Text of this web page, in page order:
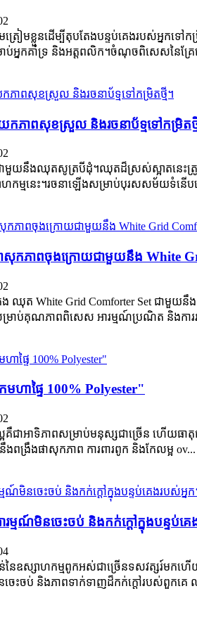
ៀមខ្លួនដើម្បីតុបតែងបន្ទប់គេងរបស់អ្នកទៅ
ាប់អ្នកគាំទ្រ និងអត្តពលិក។ចំណុចពិសេសនៃគ្រែ
ក​ភាព​សុខ​ស្រួល និង​រចនាប័ទ្ម​ទៅ​កម្រិត​ថ្
ាមួយនឹងឈុតសូត្របីដុំ។ឈុតដ៏ស្រស់ស្អាតនេះត្
កម្មនេះ។រចនា​ឡើង​សម្រាប់​បុរស​សម័យ​ទំនើប​នេ
កភាពចុងក្រោយជាមួយនឹង White
គេង ឈុត White Grid Comforter Set ជា
ម្រាប់គុណភាពពិសេស អារម្មណ៍ប្រណិត និងការ
ហាផ្ទៃ 100% Polyester"
ល្អគឺជាអាទិភាពសម្រាប់មនុស្សជាច្រើន ហើ
ងពង្រឹងផាសុកភាព ការពារពូក និងកែលម្អ ov...
មណ៍មិនចេះចប់ និងកក់ក្ដៅក្នុងបន្ទប់គេ
ៃឧស្សាហកម្មពូកអស់ជាច្រើនទសវត្សរ៍មកហើ
ះចប់ និងភាពទាក់ទាញដ៏កក់ក្ដៅរបស់ពួកគេ